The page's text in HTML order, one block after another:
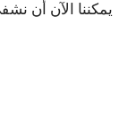
يمكننا الآن أن